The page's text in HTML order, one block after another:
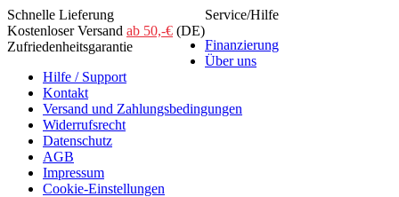
Schnelle Lieferung
Kostenloser Versand ab 50,-€ (DE)
Zufriedenheitsgarantie
Service/Hilfe
Finanzierung
Über uns
Hilfe / Support
Kontakt
Versand und Zahlungsbedingungen
Widerrufsrecht
Datenschutz
AGB
Impressum
Cookie-Einstellungen